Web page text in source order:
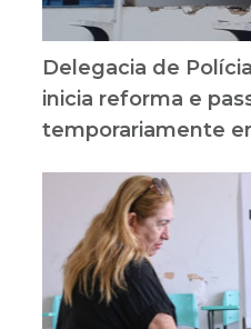
Delegacia de
inicia reforma e
temporariamente